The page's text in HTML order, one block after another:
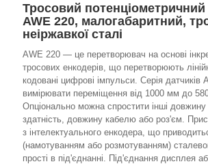
Тросовий потенціометричний
AWE 220, малогабаритний,
неіржавкої сталі
AWE 220 — це перетворювач на основі
тросових енкодерів, що перетворюють
кодовані цифрові імпульси. Серія
вимірювати переміщення від 1000 мм до
Опціонально можна спростити інші довжину
здатність, довжину кабелю або роз'єм.
з інтелектуального енкодера, що
(намотуванням або розмотуванням)
прості в під'єднанні. Під'єднання дисплея